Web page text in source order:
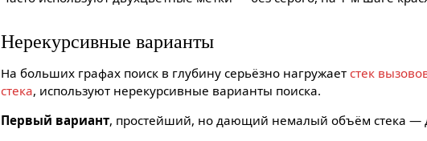
Нерекурсивные варианты
На больших графах поиск в глубину серьёзно нагружаетстек
стека, используют нерекурсивные варианты поиска.
Первый вариант, простейший, но дающий немалый объём стека —